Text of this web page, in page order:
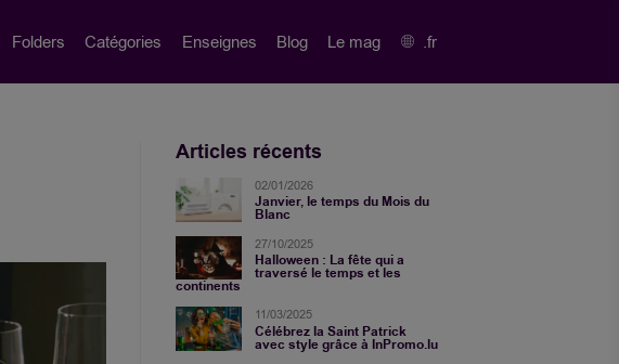
Folders Catégories Enseignes Blog Le mag .fr
Articles récents
02/01/2026
Janvier, le temps du Mois du
Blanc
27/10/2025
Halloween : La fête qui a
traversé le temps et les
continents
11/03/2025
Célébrez la Saint Patrick
avec style grâce à InPromo.lu